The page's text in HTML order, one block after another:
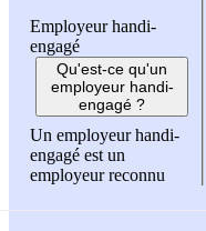
Employeur handi-
engagé
Qu'est-ce qu'un
employeur handi-
engagé ?
Un employeur handi-
engagé est un
employeur reconnu